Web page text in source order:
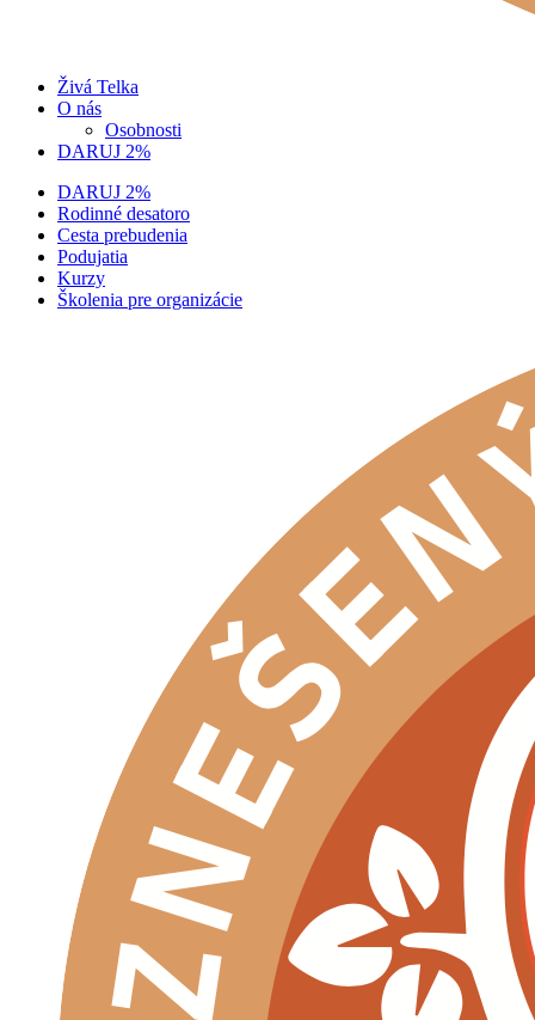
Živá Telka
O nás
Osobnosti
DARUJ 2%
DARUJ 2%
Rodinné desatoro
Cesta prebudenia
Podujatia
Kurzy
Školenia pre organizácie